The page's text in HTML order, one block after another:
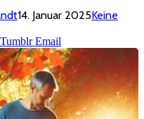
14. Januar 2025Keine
Tumblr Email